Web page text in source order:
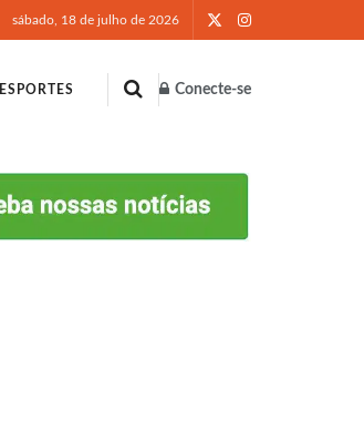
sábado, 18 de julho de 2026
ESPORTES Conecte-se